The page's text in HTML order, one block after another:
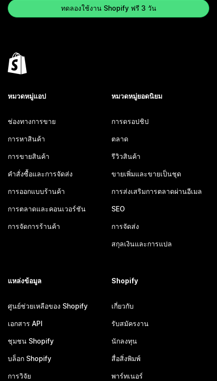
ทดลองใช้งาน Shopify ฟรี 3 วัน
หมวดหมู่แอป
ช่องทางการขาย
การหาสินค้า
การขายสินค้า
คำสั่งซื้อและการจัดส่ง
การออกแบบร้านค้า
การตลาดและคอนเวอร์ชัน
การจัดการร้านค้า
หมวดหมู่ยอดนิยม
การดรอปชิป
ตลาด
รีวิวสินค้า
ขายเพิ่มและขายเป็นชุด
การส่งเสริมการตลาดผ่านอีเมล
SEO
การจัดส่ง
สกุลเงินและการแปล
แหล่งข้อมูล
ศูนย์ช่วยเหลือของ Shopify
เอกสาร API
ชุมชน Shopify
บล็อก Shopify
การวิจัย
Shopify
เกี่ยวกับ
รับสมัครงาน
นักลงทุน
สื่อสิ่งพิมพ์
พาร์ทเนอร์